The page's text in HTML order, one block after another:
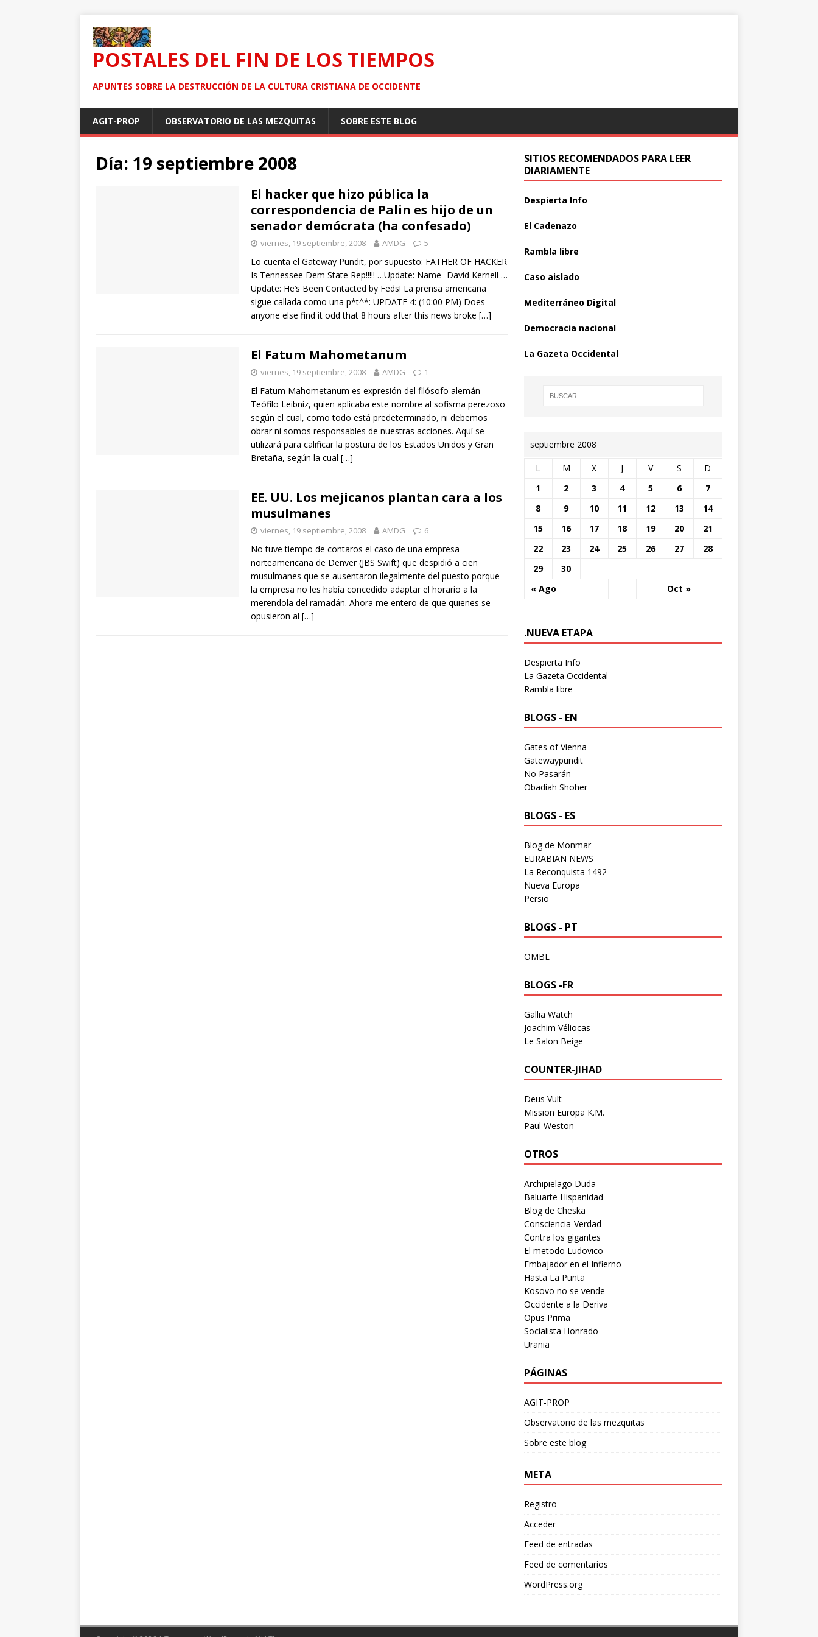
POSTALES DEL FIN DE LOS TIEMPOS
APUNTES SOBRE LA DESTRUCCIÓN DE LA CULTURA CRISTIANA DE OCCIDENTE
AGIT-PROP OBSERVATORIO DE LAS MEZQUITAS SOBRE ESTE BLOG
Día: 19 septiembre 2008
El hacker que hizo pública la
correspondencia de Palin es hijo de un
senador demócrata (ha confesado)
viernes, 19 septiembre, 2008 AMDG 5
Lo cuenta el Gateway Pundit, por supuesto: FATHER OF HACKER
Is Tennessee Dem State Rep!!!!! …Update: Name- David Kernell …
Update: He’s Been Contacted by Feds! La prensa americana
sigue callada como una p*t^*: UPDATE 4: (10:00 PM) Does
anyone else find it odd that 8 hours after this news broke […]
El Fatum Mahometanum
viernes, 19 septiembre, 2008 AMDG 1
El Fatum Mahometanum es expresión del filósofo alemán
Teófilo Leibniz, quien aplicaba este nombre al sofisma perezoso
según el cual, como todo está predeterminado, ni debemos
obrar ni somos responsables de nuestras acciones. Aquí se
utilizará para calificar la postura de los Estados Unidos y Gran
Bretaña, según la cual […]
EE. UU. Los mejicanos plantan cara a los
musulmanes
viernes, 19 septiembre, 2008 AMDG 6
No tuve tiempo de contaros el caso de una empresa
norteamericana de Denver (JBS Swift) que despidió a cien
musulmanes que se ausentaron ilegalmente del puesto porque
la empresa no les había concedido adaptar el horario a la
merendola del ramadán. Ahora me entero de que quienes se
opusieron al […]
SITIOS RECOMENDADOS PARA LEER
DIARIAMENTE
Despierta Info
El Cadenazo
Rambla libre
Caso aislado
Mediterráneo Digital
Democracia nacional
La Gazeta Occidental
septiembre 2008
L M X J V S D
« Ago Oct »
1 2 3 4 5 6
7
8
9 10 11 12 13
14
15
16 17 18 19 20
21
22
23 24 25 26 27
28
29
30
.NUEVA ETAPA
Despierta Info
La Gazeta Occidental
Rambla libre
BLOGS - EN
Gates of Vienna
Gatewaypundit
No Pasarán
Obadiah Shoher
BLOGS - ES
Blog de Monmar
EURABIAN NEWS
La Reconquista 1492
Nueva Europa
Persio
BLOGS - PT
OMBL
BLOGS -FR
Gallia Watch
Joachim Véliocas
Le Salon Beige
COUNTER-JIHAD
Deus Vult
Mission Europa K.M.
Paul Weston
OTROS
Archipielago Duda
Baluarte Hispanidad
Blog de Cheska
Consciencia-Verdad
Contra los gigantes
El metodo Ludovico
Embajador en el Infierno
Hasta La Punta
Kosovo no se vende
Occidente a la Deriva
Opus Prima
Socialista Honrado
Urania
PÁGINAS
AGIT-PROP
Observatorio de las mezquitas
Sobre este blog
META
Registro
Acceder
Feed de entradas
Feed de comentarios
WordPress.org